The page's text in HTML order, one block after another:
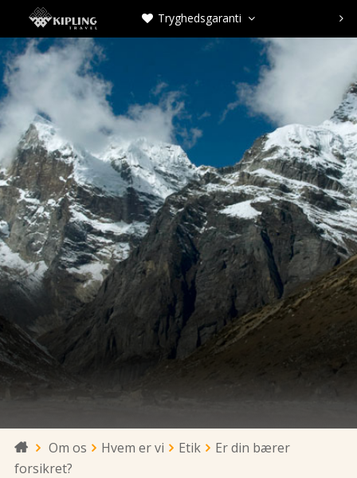
 Tryghedsgaranti  
 Om os Hvem er vi Etik
Er din bærer
forsikret?